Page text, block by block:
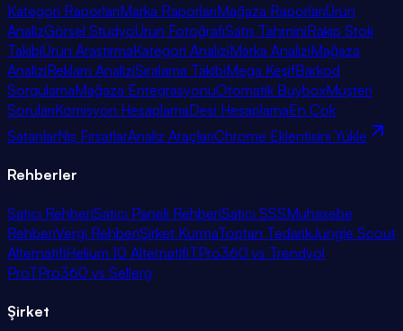
Kategori RaporlarıMarka RaporlarıMağaza RaporlarıÜrün
AnalizGörsel StüdyoÜrün FotoğrafıSatış TahminiRakip Stok
TakibiÜrün AraştırmaKategori AnaliziMarka AnaliziMağaza
AnaliziReklam AnaliziSıralama TakibiMega KeşifBarkod
SorgulamaMağaza EntegrasyonuOtomatik BuyboxMüşteri
SorularıKomisyon HesaplamaDesi HesaplamaEn Çok
SatanlarNiş FırsatlarAnaliz AraçlarıChrome Eklentisini Yükle
Rehberler
Satıcı RehberiSatıcı Paneli RehberiSatıcı SSSMuhasebe
RehberiVergi RehberiŞirket KurmaToptan TedarikJungle Scout
AlternatifiHelium 10 AlternatifiTPro360 vs Trendyol
ProTPro360 vs Sellerg
Şirket